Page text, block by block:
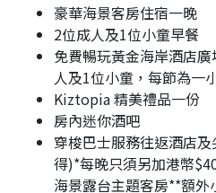
豪華海景客房住宿一晚
2位成人及1位小童早餐
免費暢玩黃金海岸酒店廣
人及1位小童，每節為一小
Kiztopia精美禮品一份
房內迷你酒吧
穿梭巴士服務往返酒店及
得)*每晚只須另加港幣
海景露台主題客房**額外